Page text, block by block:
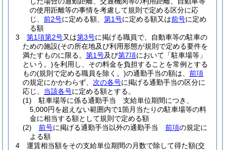
の使用距離等の事情を考慮して規則で定める区分に応
じ、 前2号に定める額、 第1号に定める額又は前号に定め
る額
3
第1項第2号又は第3号に掲げる職員で、自動車等の駐車の
ための施設(その所在地及び利用形態が規則で定める要件を
満たすものに限る。 第1号及び第7項において「駐車場等」
という。)を利用し、その料金を負担することを常例とする
もの(規則で定める職員を除く。)の通勤手当の額は、 前項
の規定にかかわらず、 次の各号に掲げる通勤手当の区分に
応じ、 当該各号に定める額とする。
(1)
駐車場等に係る通勤手当 支給単位期間につき、
5,000円を超えない範囲内で1箇月当たりの駐車場等の料
金に相当する額として規則で定める額
(2)
前号に掲げる通勤手当以外の通勤手当 前項の規定に
よる額
4
運賃相当額をその支給単位期間の月数で除して得た額(交